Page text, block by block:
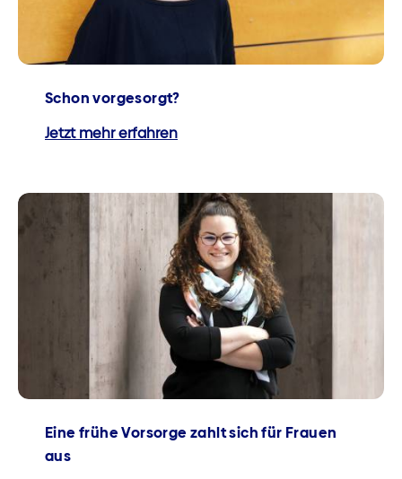
Schon vorgesorgt?
Jetzt mehr erfahren
Eine frühe Vorsorge zahlt sich für Frauen
aus